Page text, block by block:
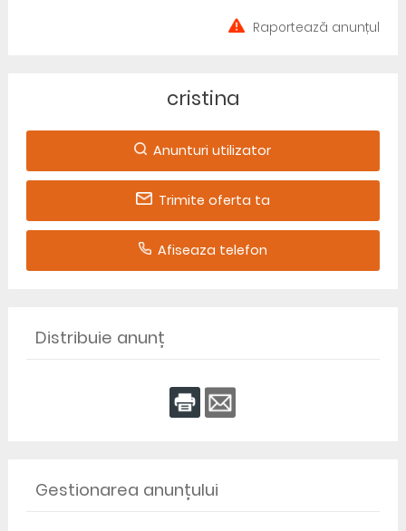
Raportează anunțul
cristina
Anunturi utilizator
Trimite oferta ta
Afiseaza telefon
Distribuie anunț
Gestionarea anunțului